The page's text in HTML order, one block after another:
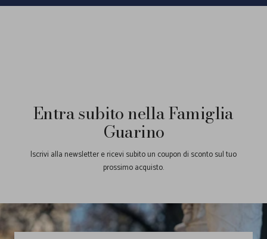
Entra subito nella Famiglia
Guarino
Iscrivi alla newsletter e ricevi subito un coupon di sconto sul tuo
prossimo acquisto.